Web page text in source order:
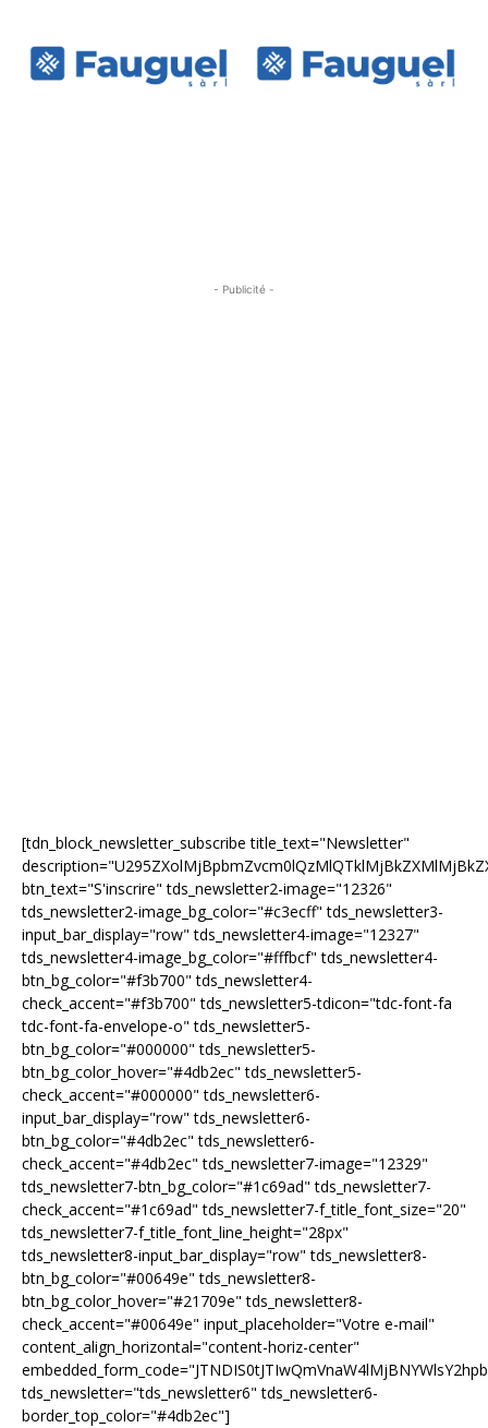
- Publicité -
[tdn_block_newsletter_subscribe title_text="Newsletter"
btn_text="S'inscrire" tds_newsletter2-image="12326"
tds_newsletter2-image_bg_color="#c3ecff" tds_newsletter3-
input_bar_display="row" tds_newsletter4-image="12327"
tds_newsletter4-image_bg_color="#fffbcf" tds_newsletter4-
btn_bg_color="#f3b700" tds_newsletter4-
check_accent="#f3b700" tds_newsletter5-tdicon="tdc-font-fa
tdc-font-fa-envelope-o" tds_newsletter5-
btn_bg_color="#000000" tds_newsletter5-
btn_bg_color_hover="#4db2ec" tds_newsletter5-
check_accent="#000000" tds_newsletter6-
input_bar_display="row" tds_newsletter6-
btn_bg_color="#4db2ec" tds_newsletter6-
check_accent="#4db2ec" tds_newsletter7-image="12329"
tds_newsletter7-btn_bg_color="#1c69ad" tds_newsletter7-
check_accent="#1c69ad" tds_newsletter7-f_title_font_size="20"
tds_newsletter7-f_title_font_line_height="28px"
tds_newsletter8-input_bar_display="row" tds_newsletter8-
btn_bg_color="#00649e" tds_newsletter8-
btn_bg_color_hover="#21709e" tds_newsletter8-
check_accent="#00649e" input_placeholder="Votre e-mail"
content_align_horizontal="content-horiz-center"
tds_newsletter="tds_newsletter6" tds_newsletter6-
border_top_color="#4db2ec"]